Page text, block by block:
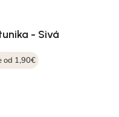
- Sivá
od 1,90€